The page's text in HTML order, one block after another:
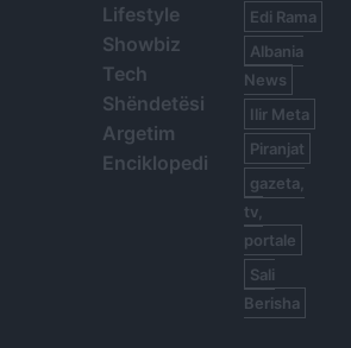
Lifestyle
Showbiz
Tech
Shëndetësi
Argetim
Enciklopedi
Edi Rama
Albania
News
Ilir Meta
Piranjat
gazeta,
tv,
portale
Sali
Berisha